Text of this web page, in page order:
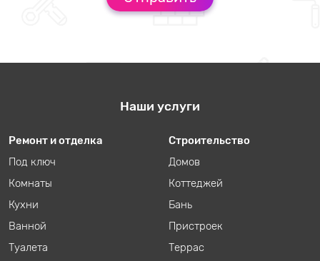
Наши услуги
Ремонт и отделка
Под ключ
Комнаты
Кухни
Ванной
Туалета
Строительство
Домов
Коттеджей
Бань
Пристроек
Террас